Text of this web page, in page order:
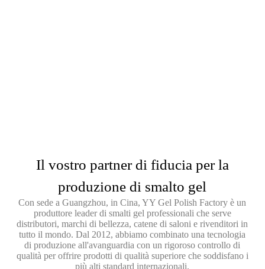
Il vostro partner di fiducia per la
produzione di smalto gel
Con sede a Guangzhou, in Cina, YY Gel Polish Factory è un
produttore leader di smalti gel professionali che serve
distributori, marchi di bellezza, catene di saloni e rivenditori in
tutto il mondo. Dal 2012, abbiamo combinato una tecnologia
di produzione all'avanguardia con un rigoroso controllo di
qualità per offrire prodotti di qualità superiore che soddisfano i
più alti standard internazionali.